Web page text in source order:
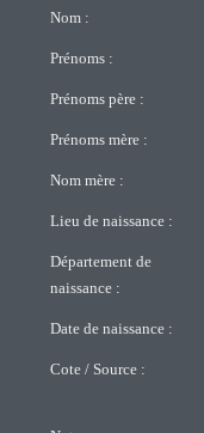
Nom :
Prénoms :
Prénoms père :
Prénoms mère :
Nom mère :
Lieu de naissance :
Département de
naissance :
Date de naissance :
Cote / Source :